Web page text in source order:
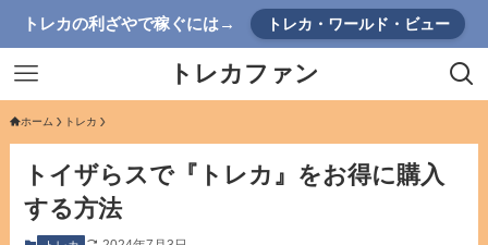
トレカの利ざやで稼ぐには→ トレカ・ワールド・ビュー
トレカファン
ホーム トレカ
トイザらスで『トレカ』をお得に購入
する方法